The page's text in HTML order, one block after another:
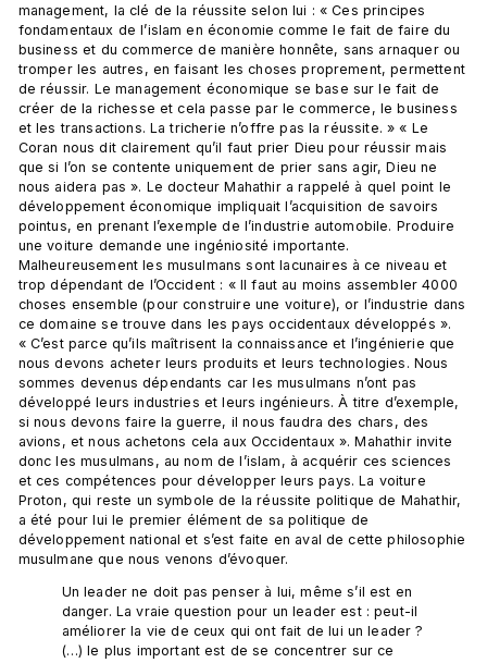
management, la clé de la réussite selon lui : « Ces principes
fondamentaux de l’islam en économie comme le fait de faire du
business et du commerce de manière honnête, sans arnaquer ou
tromper les autres, en faisant les choses proprement, permettent
de réussir. Le management économique se base sur le fait de
créer de la richesse et cela passe par le commerce, le business
et les transactions. La tricherie n’offre pas la réussite. » « Le
Coran nous dit clairement qu’il faut prier Dieu pour réussir mais
que si l’on se contente uniquement de prier sans agir, Dieu ne
nous aidera pas ». Le docteur Mahathir a rappelé à quel point le
développement économique impliquait l’acquisition de savoirs
pointus, en prenant l’exemple de l’industrie automobile. Produire
une voiture demande une ingéniosité importante.
Malheureusement les musulmans sont lacunaires à ce niveau et
trop dépendant de l’Occident : « Il faut au moins assembler 4000
choses ensemble (pour construire une voiture), or l’industrie dans
ce domaine se trouve dans les pays occidentaux développés ».
« C’est parce qu’ils maîtrisent la connaissance et l’ingénierie que
nous devons acheter leurs produits et leurs technologies. Nous
sommes devenus dépendants car les musulmans n’ont pas
développé leurs industries et leurs ingénieurs. À titre d’exemple,
si nous devons faire la guerre, il nous faudra des chars, des
avions, et nous achetons cela aux Occidentaux ». Mahathir invite
donc les musulmans, au nom de l’islam, à acquérir ces sciences
et ces compétences pour développer leurs pays. La voiture
Proton, qui reste un symbole de la réussite politique de Mahathir,
a été pour lui le premier élément de sa politique de
développement national et s’est faite en aval de cette philosophie
Un leader ne doit pas penser à lui, même s’il est en
danger. La vraie question pour un leader est : peut-il
améliorer la vie de ceux qui ont fait de lui un leader ?
(…) le plus important est de se concentrer sur ce